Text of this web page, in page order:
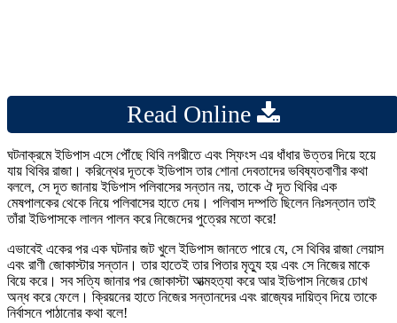
Read Online
ঘটনাক্রমে ইডিপাস এসে পৌঁছে থিবি নগরীতে এবং স্ফিংস এর ধাঁধার উত্তর দিয়ে হয়ে
যায় থিবির রাজা। করিন্থের দূতকে ইডিপাস তার শোনা দেবতাদের ভবিষ্যতবাণীর কথা
বললে, সে দূত জানায় ইডিপাস পলিবাসের সন্তান নয়, তাকে ঐ দূত থিবির এক
মেষপালকের থেকে নিয়ে পলিবাসের হাতে দেয়। পলিবাস দম্পতি ছিলেন নিঃসন্তান তাই
তাঁরা ইডিপাসকে লালন পালন করে নিজেদের পুত্রের মতো করে!
এভাবেই একের পর এক ঘটনার জট খুলে ইডিপাস জানতে পারে যে, সে থিবির রাজা লেয়াস
এবং রাণী জোকাস্টার সন্তান। তার হাতেই তার পিতার মৃত্যু হয় এবং সে নিজের মাকে
বিয়ে করে। সব সত্যি জানার পর জোকাস্টা আত্মহত্যা করে আর ইডিপাস নিজের চোখ
অন্ধ করে ফেলে। ক্রিয়নের হাতে নিজের সন্তানদের এবং রাজ্যের দায়িত্ব দিয়ে তাকে
নির্বাসনে পাঠানোর কথা বলে!